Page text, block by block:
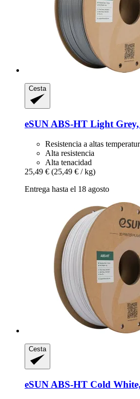
Cesta
eSUN ABS-​HT Light Grey,
Resistencia a altas
Alta resistencia
Alta tenacidad
25,49 € (25,49 € / kg)
Entrega hasta el 18 agosto
Cesta
eSUN ABS-​HT Cold